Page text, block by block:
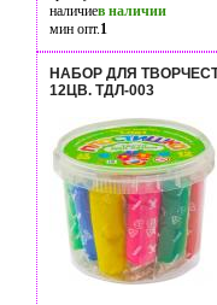
наличиев наличии
мин опт.1
НАБОР ДЛЯ
12ЦВ. ТДЛ-003